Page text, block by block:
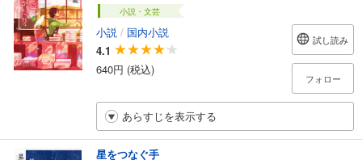
小説・文芸
小説 / 国内小説
4.1
640円 (税込)
試し読み
フォロー
あらすじを表示する
星をつなぐ手